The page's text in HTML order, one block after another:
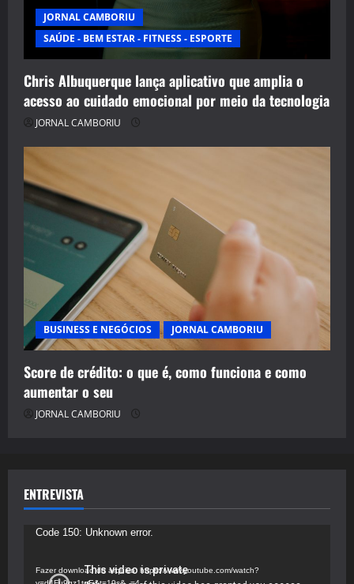
JORNAL CAMBORIU
SAÚDE - BEM ESTAR - FITNESS - ESPORTE
Chris Albuquerque lança aplicativo que amplia o
acesso ao cuidado emocional por meio da tecnologia
JORNAL CAMBORIU
BUSINESS E NEGÓCIOS JORNAL CAMBORIU
Score de crédito: o que é, como funciona e como
aumentar o seu
JORNAL CAMBORIU
ENTREVISTA
Tocador
vídeo
Code 150: Unknown error.
Fazer download do arquivo: https://www.youtube.com/watch?